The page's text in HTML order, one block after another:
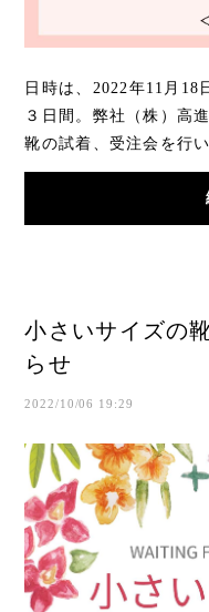
日時は、2022年11月18
３日間。弊社（株）高
靴の試着、受注会を行
めております。まだ余
小さいサイズの
らせ
2022/10/06 19:29